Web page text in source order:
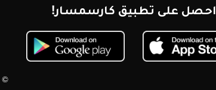
احصل على تطبيق كارسمسار!
© 2026 كارسمسار. جميع